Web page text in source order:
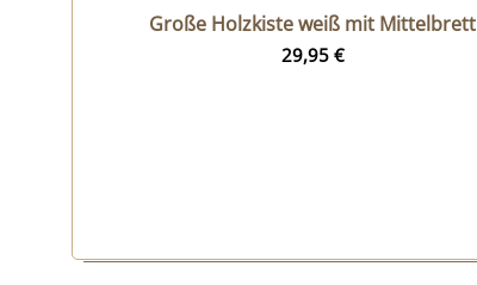
Große Holzkiste weiß mit Mittelbrett
29,95 €